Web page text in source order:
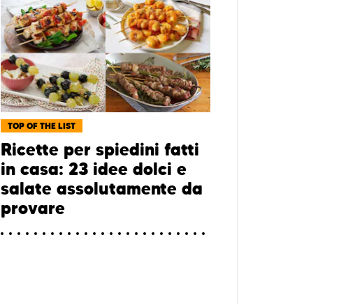
TOP OF THE LIST
Ricette per spiedini fatti
in casa: 23 idee dolci e
salate assolutamente da
provare